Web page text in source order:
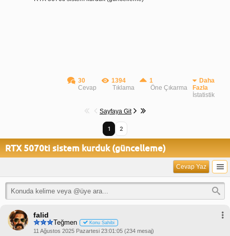
30
Cevap
1394
Tıklama
1
Öne Çıkarma
Daha
Fazla
İstatistik
Sayfaya Git
1 2
RTX 5070ti sistem kurduk (güncelleme)
Cevap Yaz
falid
Teğmen Konu Sahibi
11 Ağustos 2025 Pazartesi 23:01:05 (234 mesaj)